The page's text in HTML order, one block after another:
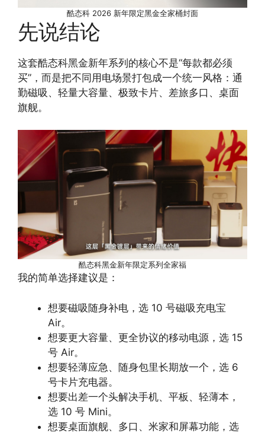
酷态科 2026 新年限定黑金全家桶封面
先说结论
这套酷态科黑金新年系列的核心不是“每款都必须
买”，而是把不同用电场景打包成一个统一风格：通
勤磁吸、轻量大容量、极致卡片、差旅多口、桌面
旗舰。
酷态科黑金新年限定系列全家福
我的简单选择建议是：
想要磁吸随身补电，选 10 号磁吸充电宝
Air。
想要更大容量、更全协议的移动电源，选 15
号 Air。
想要轻薄应急、随身包里长期放一个，选 6
号卡片充电器。
想要出差一个头解决手机、平板、轻薄本，
选 10 号 Mini。
想要桌面旗舰、多口、米家和屏幕功能，选